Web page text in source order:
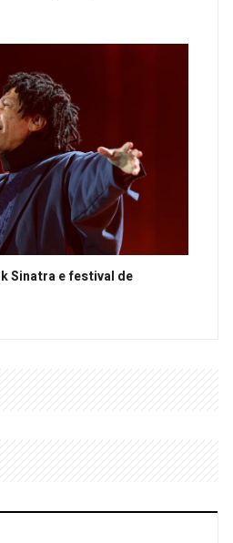
Sinatra e festival de